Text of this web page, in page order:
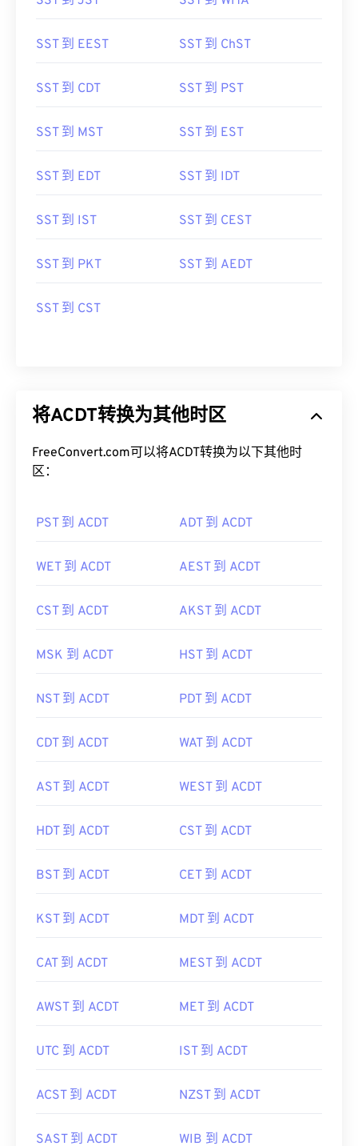
SST 到 EEST SST 到 ChST
SST 到 CDT SST 到 PST
SST 到 MST SST 到 EST
SST 到 EDT SST 到 IDT
SST 到 IST SST 到 CEST
SST 到 PKT SST 到 AEDT
SST 到 CST
将ACDT转换为其他时区
FreeConvert.com可以将ACDT转换为以下其他时
区：
PST 到 ACDT ADT 到 ACDT
WET 到 ACDT AEST 到 ACDT
CST 到 ACDT AKST 到 ACDT
MSK 到 ACDT HST 到 ACDT
NST 到 ACDT PDT 到 ACDT
CDT 到 ACDT WAT 到 ACDT
AST 到 ACDT WEST 到 ACDT
HDT 到 ACDT CST 到 ACDT
BST 到 ACDT CET 到 ACDT
KST 到 ACDT MDT 到 ACDT
CAT 到 ACDT MEST 到 ACDT
AWST 到 ACDT MET 到 ACDT
UTC 到 ACDT IST 到 ACDT
ACST 到 ACDT NZST 到 ACDT
SAST 到 ACDT WIB 到 ACDT